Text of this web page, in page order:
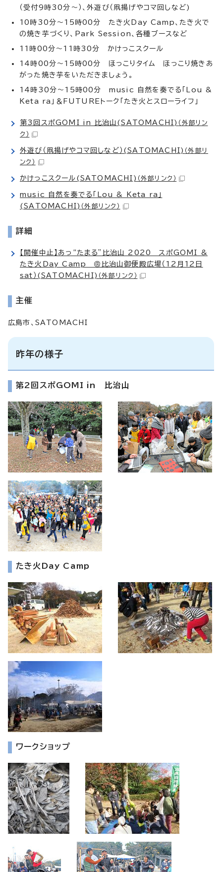
（受付9時30分～）、外遊び（凧揚げやコマ回しなど)
10時30分～15時00分 たき火Day Camp、たき火で
の焼き芋づくり、Park Session、各種ブースなど
11時00分～11時30分 かけっこスクール
14時00分～15時00分 ほっこりタイム ほっこり焼きあ
がった焼き芋をいただきましょう。
14時30分～15時00分 music 自然を奏でる「Lou &
Keta ra」＆FUTUREトーク「たき火とスローライフ」
第3回スポGOMI in 比治山(SATOMACHI) （外部リン
ク）
外遊び（凧揚げやコマ回しなど）(SATOMACHI) （外部リ
ンク）
かけっこスクール(SATOMACHI) （外部リンク）
music 自然を奏でる「Lou & Keta ra」
(SATOMACHI) （外部リンク）
詳細
【開催中止】あっ“たまる”比治山 2020 スポGOMI &
たき火Day Camp ＠比治山御便殿広場（12月12日
sat）(SATOMACHI) （外部リンク）
主催
広島市、SATOMACHI
昨年の様子
第2回スポGOMI in 比治山
たき火Day Camp
ワークショップ